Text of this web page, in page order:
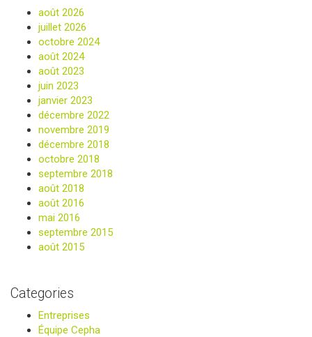
août 2026
juillet 2026
octobre 2024
août 2024
août 2023
juin 2023
janvier 2023
décembre 2022
novembre 2019
décembre 2018
octobre 2018
septembre 2018
août 2018
août 2016
mai 2016
septembre 2015
août 2015
Categories
Entreprises
Équipe Cepha